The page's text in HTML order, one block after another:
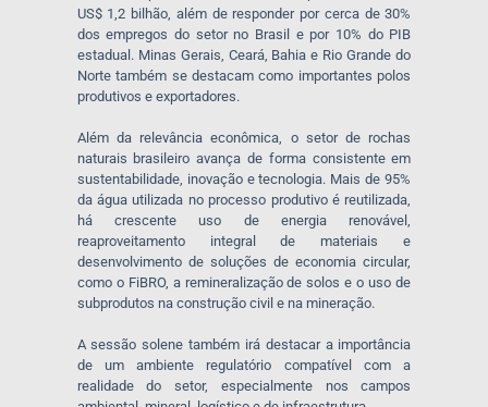
US$ 1,2 bilhão, além de responder por cerca de 30%
dos empregos do setor no Brasil e por 10% do PIB
estadual. Minas Gerais, Ceará, Bahia e Rio Grande do
Norte também se destacam como importantes polos
produtivos e exportadores.
Além da relevância econômica, o setor de rochas
naturais brasileiro avança de forma consistente em
sustentabilidade, inovação e tecnologia. Mais de 95%
da água utilizada no processo produtivo é reutilizada,
há crescente uso de energia renovável,
reaproveitamento integral de materiais e
desenvolvimento de soluções de economia circular,
como o FiBRO, a remineralização de solos e o uso de
subprodutos na construção civil e na mineração.
A sessão solene também irá destacar a importância
de um ambiente regulatório compatível com a
realidade do setor, especialmente nos campos